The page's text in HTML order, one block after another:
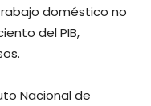
doméstico no
del PIB,
Nacional de